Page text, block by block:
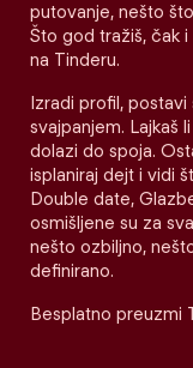
putovanje, nešto
Što god tražiš, čak
na Tinderu.
Izradi profil,
svajpanjem. Lajkaš
dolazi do spoja.
isplaniraj dejt i vidi
Double date,
osmišljene su za
nešto ozbiljno,
definirano.
Besplatno preuzmi